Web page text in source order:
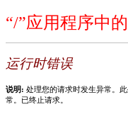
“/”应用程序中
运行时错误
说明: 处理您的请求时发生异常。
常。已终止请求。